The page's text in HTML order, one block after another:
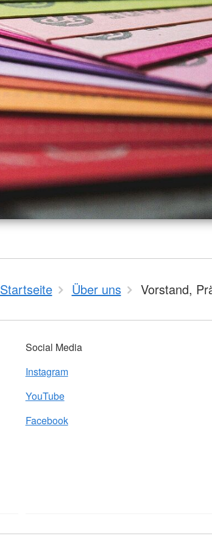
Startseite Über uns Vorstand,
Social Media
Instagram
YouTube
Facebook